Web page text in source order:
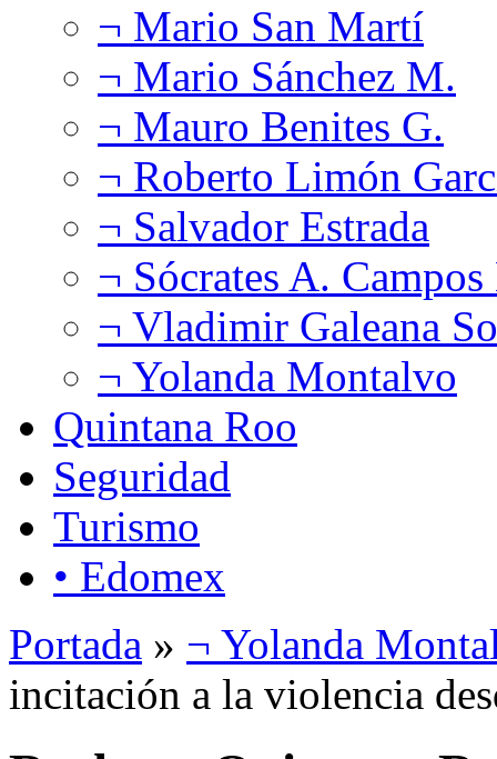
¬ Mario San Martí
¬ Mario Sánchez M.
¬ Mauro Benites G.
¬ Roberto Limón
¬ Salvador Estrada
¬ Sócrates A.
¬ Vladimir Galeana
¬ Yolanda Montalvo
Quintana Roo
Seguridad
Turismo
• Edomex
Portada » ¬ Yolanda
incitación a la violencia